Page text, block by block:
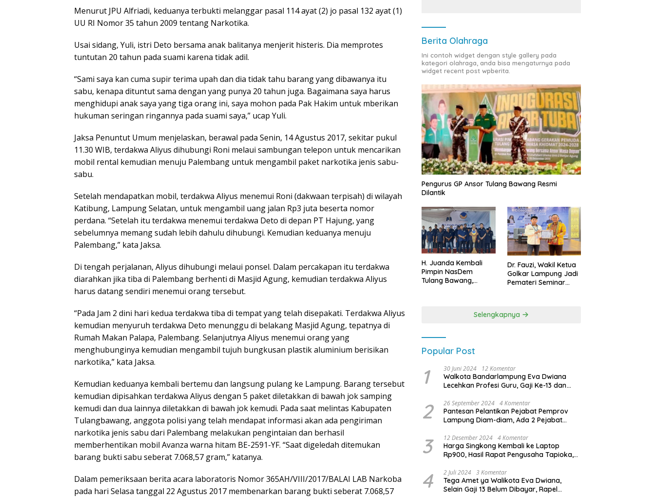
Menurut JPU Alfriadi, keduanya terbukti melanggar pasal 114 ayat (2) jo pasal 132 ayat (1)
UU RI Nomor 35 tahun 2009 tentang Narkotika.
Usai sidang, Yuli, istri Deto bersama anak balitanya menjerit histeris. Dia memprotes
tuntutan 20 tahun pada suami karena tidak adil.
“Sami saya kan cuma supir terima upah dan dia tidak tahu barang yang dibawanya itu
sabu, kenapa dituntut sama dengan yang punya 20 tahun juga. Bagaimana saya harus
menghidupi anak saya yang tiga orang ini, saya mohon pada Pak Hakim untuk mberikan
hukuman seringan ringannya pada suami saya,” ucap Yuli.
Jaksa Penuntut Umum menjelaskan, berawal pada Senin, 14 Agustus 2017, sekitar pukul
11.30 WIB, terdakwa Aliyus dihubungi Roni melaui sambungan telepon untuk mencarikan
mobil rental kemudian menuju Palembang untuk mengambil paket narkotika jenis sabu-
sabu.
Setelah mendapatkan mobil, terdakwa Aliyus menemui Roni (dakwaan terpisah) di wilayah
Katibung, Lampung Selatan, untuk mengambil uang jalan Rp3 juta beserta nomor
perdana. “Setelah itu terdakwa menemui terdakwa Deto di depan PT Hajung, yang
sebelumnya memang sudah lebih dahulu dihubungi. Kemudian keduanya menuju
Palembang,” kata Jaksa.
Di tengah perjalanan, Aliyus dihubungi melaui ponsel. Dalam percakapan itu terdakwa
diarahkan jika tiba di Palembang berhenti di Masjid Agung, kemudian terdakwa Aliyus
harus datang sendiri menemui orang tersebut.
“Pada Jam 2 dini hari kedua terdakwa tiba di tempat yang telah disepakati. Terdakwa Aliyus
kemudian menyuruh terdakwa Deto menunggu di belakang Masjid Agung, tepatnya di
Rumah Makan Palapa, Palembang. Selanjutnya Aliyus menemui orang yang
menghubunginya kemudian mengambil tujuh bungkusan plastik aluminium berisikan
narkotika,” kata Jaksa.
Kemudian keduanya kembali bertemu dan langsung pulang ke Lampung. Barang tersebut
kemudian dipisahkan terdakwa Aliyus dengan 5 paket diletakkan di bawah jok samping
kemudi dan dua lainnya diletakkan di bawah jok kemudi. Pada saat melintas Kabupaten
Tulangbawang, anggota polisi yang telah mendapat informasi akan ada pengiriman
narkotika jenis sabu dari Palembang melakukan pengintaian dan berhasil
memberhentikan mobil Avanza warna hitam BE-2591-YF. “Saat digeledah ditemukan
barang bukti sabu seberat 7.068,57 gram,” katanya.
Dalam pemeriksaan berita acara laboratoris Nomor 365AH/VIII/2017/BALAI LAB Narkoba
pada hari Selasa tanggal 22 Agustus 2017 membenarkan barang bukti seberat 7.068,57
Berita Olahraga
Ini contoh widget dengan style gallery pada
kategori olahraga, anda bisa mengaturnya pada
widget recent post wpberita.
Pengurus GP Ansor Tulang Bawang Resmi
Dilantik
H. Juanda Kembali
Pimpin NasDem
Tulang Bawang,
Dr. Fauzi, Wakil Ketua
Golkar Lampung Jadi
Pemateri Seminar
Kebangsaan
Selengkapnya
Popular Post
1 30 Juni 2024 12 Komentar
Walkota Bandarlampung Eva Dwiana
Lecehkan Profesi Guru, Gaji Ke-13 dan
2 26 September 2024 4 Komentar
Pantesan Pelantikan Pejabat Pemprov
Lampung Diam-diam, Ada 2 Pejabat
3 12 Desember 2024 4 Komentar
Harga Singkong Kembali ke Laptop
Rp900, Hasil Rapat Pengusaha Tapioka,
Lampung
4 2 Juli 2024 3 Komentar
Tega Amet ya Walikota Eva Dwiana,
Selain Gaji 13 Belum Dibayar, Rapel